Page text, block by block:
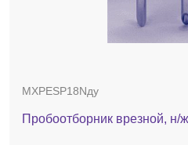
MXPESP18Nду
Пробоотборник врезной, н/